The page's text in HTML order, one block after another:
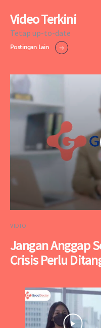
Video Terkini
Tetap up-to-date
Postingan Lain
VIDIO
Jangan Anggap
Crisis Perlu